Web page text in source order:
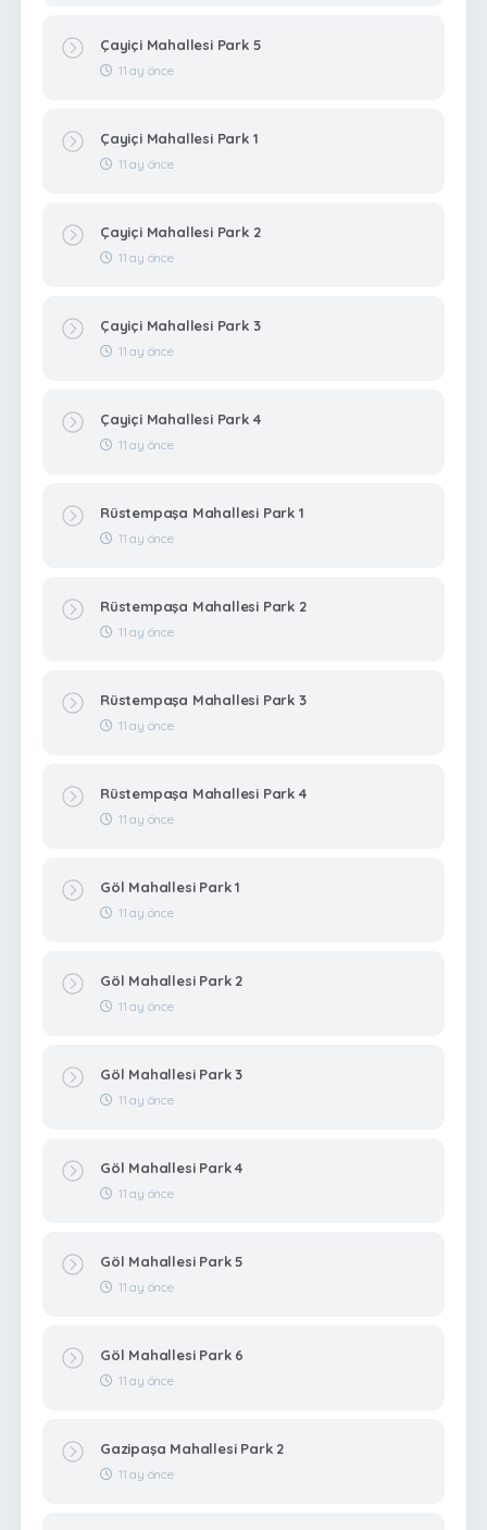
Çayiçi Mahallesi Park 5
11 ay önce
Çayiçi Mahallesi Park 1
11 ay önce
Çayiçi Mahallesi Park 2
11 ay önce
Çayiçi Mahallesi Park 3
11 ay önce
Çayiçi Mahallesi Park 4
11 ay önce
Rüstempaşa Mahallesi Park 1
11 ay önce
Rüstempaşa Mahallesi Park 2
11 ay önce
Rüstempaşa Mahallesi Park 3
11 ay önce
Rüstempaşa Mahallesi Park 4
11 ay önce
Göl Mahallesi Park 1
11 ay önce
Göl Mahallesi Park 2
11 ay önce
Göl Mahallesi Park 3
11 ay önce
Göl Mahallesi Park 4
11 ay önce
Göl Mahallesi Park 5
11 ay önce
Göl Mahallesi Park 6
11 ay önce
Gazipaşa Mahallesi Park 2
11 ay önce